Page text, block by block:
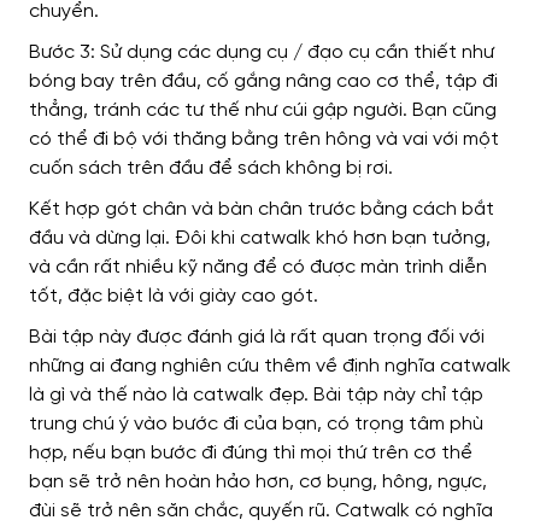
chuyển.
Bước 3: Sử dụng các dụng cụ / đạo cụ cần thiết như
bóng bay trên đầu, cố gắng nâng cao cơ thể, tập đi
thẳng, tránh các tư thế như cúi gập người. Bạn cũng
có thể đi bộ với thăng bằng trên hông và vai với một
cuốn sách trên đầu để sách không bị rơi.
Kết hợp gót chân và bàn chân trước bằng cách bắt
đầu và dừng lại. Đôi khi catwalk khó hơn bạn tưởng,
và cần rất nhiều kỹ năng để có được màn trình diễn
tốt, đặc biệt là với giày cao gót.
Bài tập này được đánh giá là rất quan trọng đối với
những ai đang nghiên cứu thêm về định nghĩa catwalk
là gì và thế nào là catwalk đẹp. Bài tập này chỉ tập
trung chú ý vào bước đi của bạn, có trọng tâm phù
hợp, nếu bạn bước đi đúng thì mọi thứ trên cơ thể
bạn sẽ trở nên hoàn hảo hơn, cơ bụng, hông, ngực,
đùi sẽ trở nên săn chắc, quyến rũ. Catwalk có nghĩa